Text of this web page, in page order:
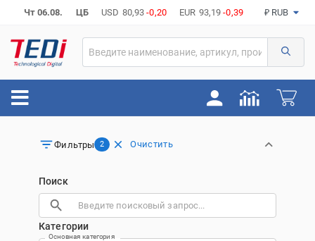
Чт 06.08. ЦБ USD 80,93 -0,20 EUR 93,19 -0,39 ₽ RUB
Фильтры 2 Очистить
Поиск
Категории
Основная категория